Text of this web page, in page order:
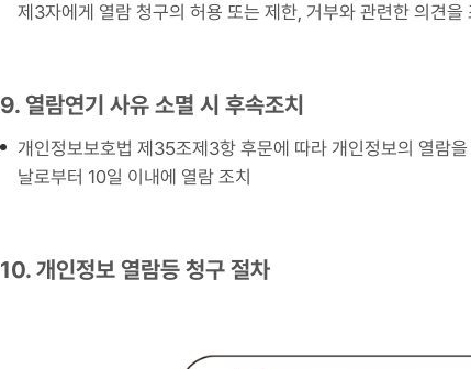
제3자에게 열람 청구의 허용 또는 제한, 거부와 관련한 의견을
9. 열람연기 사유 소멸 시 후속조치
개인정보보호법 제35조제3항 후문에 따라 개인정보의 열람
날로부터 10일 이내에 열람 조치
10. 개인정보 열람등 청구 절차